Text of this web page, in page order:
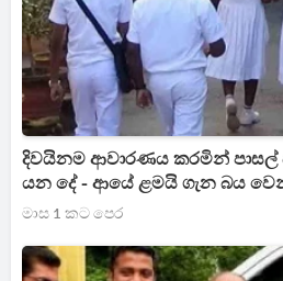
දිවයිනම ආවාරණය කරමින්
යන දේ - ආයේ ළමයි ගැන බය
දෙමව්පියන්ටත් පරීක්ෂණ කට්ටල
මාස 1 කට පෙර